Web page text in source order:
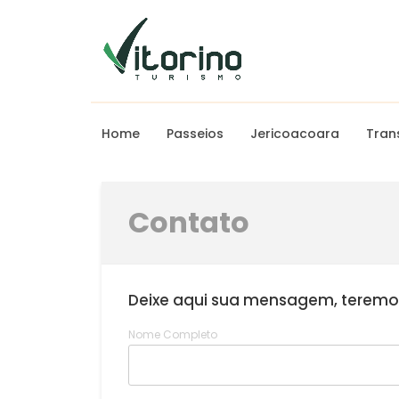
Home Passeios Jericoacoara
Contato
Deixe aqui sua mensagem,
Nome Completo